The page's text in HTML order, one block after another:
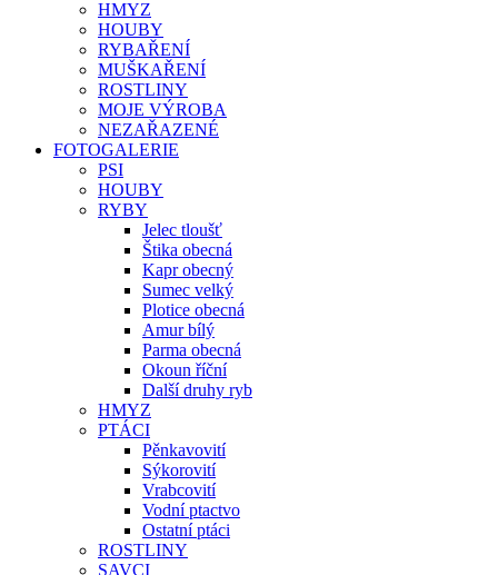
HMYZ
HOUBY
RYBAŘENÍ
MUŠKAŘENÍ
ROSTLINY
MOJE VÝROBA
NEZAŘAZENÉ
FOTOGALERIE
PSI
HOUBY
RYBY
Jelec tloušť
Štika obecná
Kapr obecný
Sumec velký
Plotice obecná
Amur bílý
Parma obecná
Okoun říční
Další druhy ryb
HMYZ
PTÁCI
Pěnkavovití
Sýkorovití
Vrabcovití
Vodní ptactvo
Ostatní ptáci
ROSTLINY
SAVCI